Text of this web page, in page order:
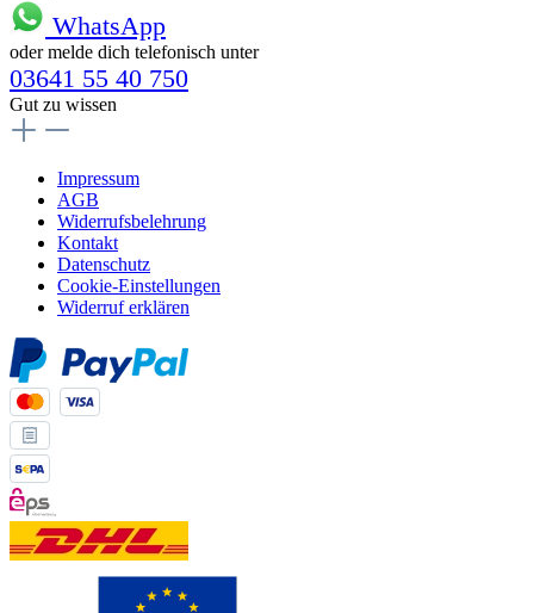
WhatsApp
oder melde dich telefonisch unter
03641 55 40 750
Gut zu wissen
Impressum
AGB
Widerrufsbelehrung
Kontakt
Datenschutz
Cookie-Einstellungen
Widerruf erklären